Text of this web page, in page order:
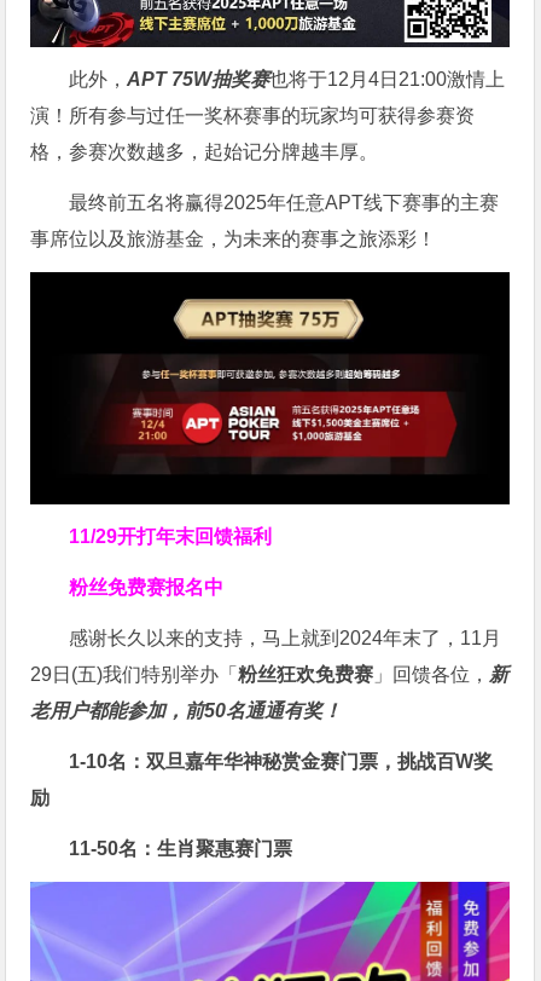
此外，APT 75W抽奖赛也将于12月4日21:00激情上
演！所有参与过任一奖杯赛事的玩家均可获得参赛资
格，参赛次数越多，起始记分牌越丰厚。
最终前五名将赢得2025年任意APT线下赛事的主赛
事席位以及旅游基金，为未来的赛事之旅添彩！
11/29开打年末回馈福利
粉丝免费赛报名中
感谢长久以来的支持，马上就到2024年末了，11月
29日(五)我们特别举办「粉丝狂欢免费赛 」回馈各位， 新
老用户都能参加，前50名通通有奖！
1-10名：双旦嘉年华神秘赏金赛门票，挑战百W奖
励
11-50名：生肖聚惠赛门票